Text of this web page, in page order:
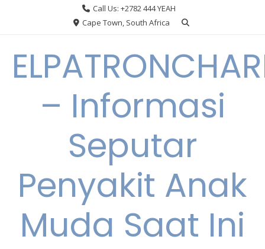
Call Us: +2782 444 YEAH
Cape Town, South Africa
– Informasi
Seputar
Penyakit Anak
Muda Saat Ini